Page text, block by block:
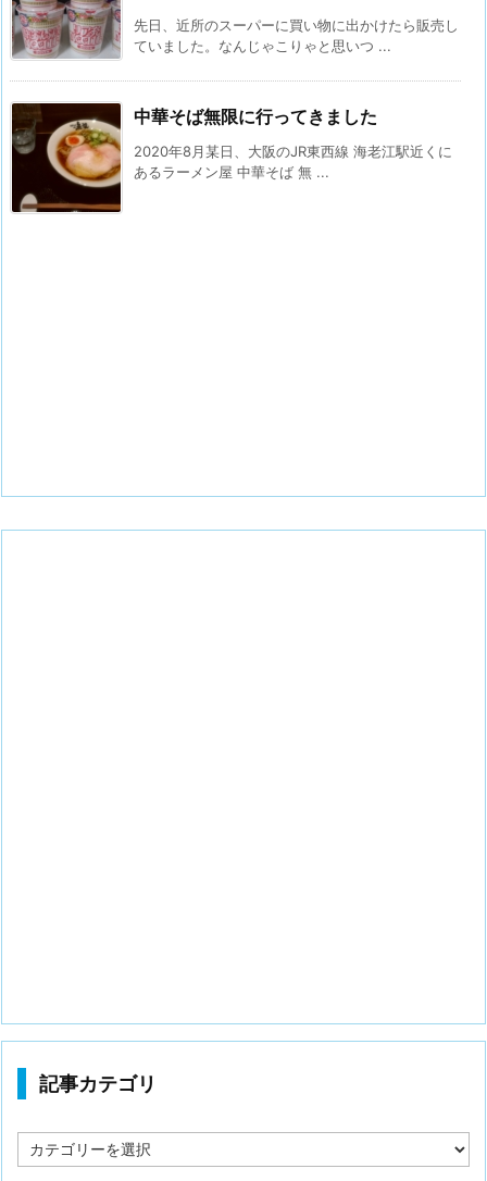
先日、近所のスーパーに買い物に出かけたら販売し
ていました。なんじゃこりゃと思いつ ...
中華そば無限に行ってきました
2020年8月某日、大阪のJR東西線 海老江駅近くに
あるラーメン屋 中華そば 無 ...
記事カテゴリ
事